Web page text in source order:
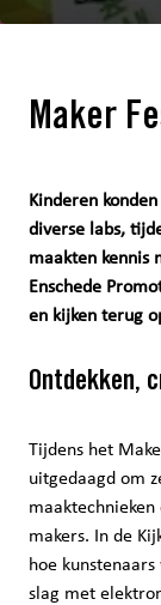
Maker
Kinderen
diverse labs,
maakten kennis
Enschede
en kijken terug
Ontdekken,
Tijdens het
uitgedaagd om
makers. In de
hoe
slag met